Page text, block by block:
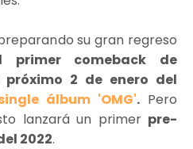
su gran regreso
primer comeback de
próximo 2 de enero del
álbum 'OMG'. Pero
lanzará un primer pre-
2022.